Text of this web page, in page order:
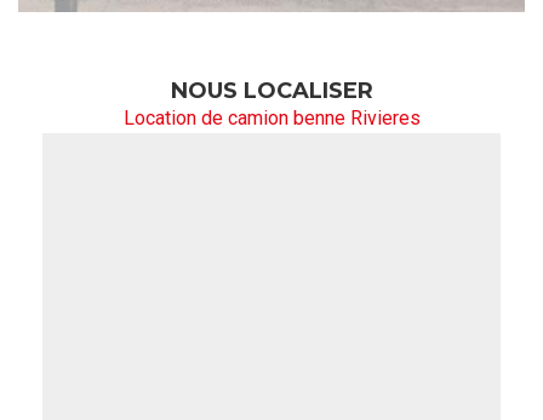
NOUS LOCALISER
Location de camion benne Rivieres